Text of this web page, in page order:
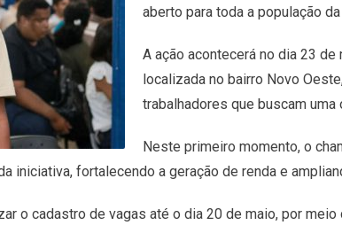
aberto para toda a população
A ação acontecerá no dia 23
localizada no bairro Novo
trabalhadores que buscam uma
Neste primeiro momento, o
iniciativa, fortalecendo a geração de renda e
o cadastro de vagas até o dia 20 de maio, por meio